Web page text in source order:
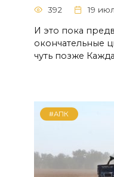
392 19
И это пока
окончательные
чуть позже
#АПК